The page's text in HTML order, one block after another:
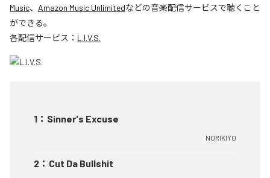
Music、 Amazon Music Unlimitedなどの音楽配信サービスで聴くこと
ができる。
各配信サービス： L.I.V.S.
1 ： Sinner's Excuse
NORIKIYO
2 ： Cut Da Bullshit